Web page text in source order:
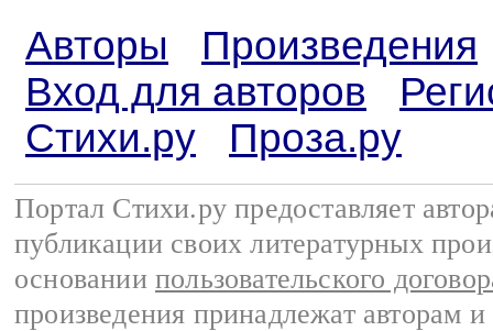
Авторы
Произведения
Вход для авторов
Стихи.ру
Проза.ру
Портал Стихи.ру предоставляет
публикации своих литературных
основании пользовательского
произведения принадлежат авторам